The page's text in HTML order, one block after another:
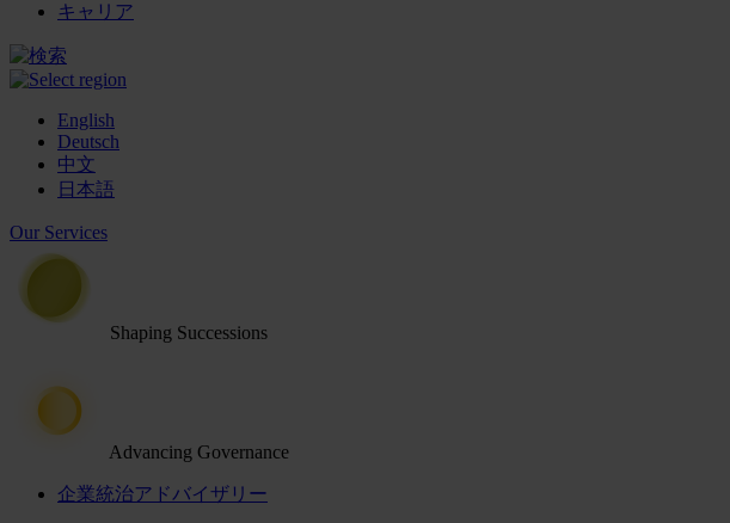
キャリア
English
Deutsch
中文
日本語
Our Services
Shaping Successions
Advancing Governance
企業統治アドバイザリー